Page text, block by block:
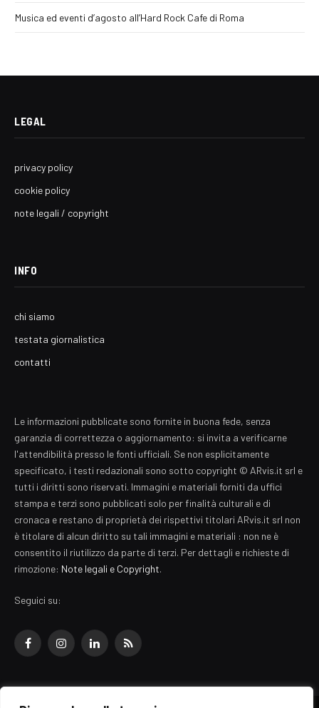
Musica ed eventi d’agosto all’Hard Rock Cafe di Roma
LEGAL
privacy policy
cookie policy
note legali / copyright
INFO
chi siamo
testata giornalistica
contatti
Le informazioni pubblicate sono fornite in buona fede, senza
garanzia di correttezza o aggiornamento: si invita a verificarne
l'attendibilità presso le fonti ufficiali. Se non esplicitamente
specificato, i testi redazionali sono sotto copyright © ARvis.it srl e
tutti i diritti sono riservati. Immagini e materiali forniti da uffici
stampa e terzi sono pubblicati solo per finalità culturali e di
cronaca e restano di proprietà dei rispettivi titolari ARvis.it srl non
è titolare di alcun diritto su tali immagini e materiali : non ne è
consentito il riutilizzo da parte di terzi. Per dettagli e richieste di
rimozione: Note legali e Copyright.
Seguici su:
FacebookInstagramLinkedInRSS